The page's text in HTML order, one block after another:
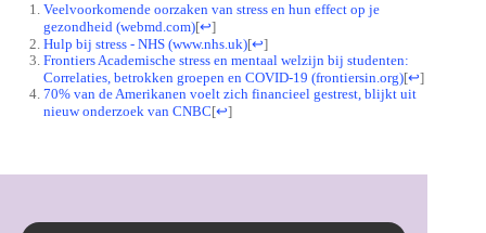
Veelvoorkomende oorzaken van stress en hun effect op je
gezondheid (webmd.com)[↩]
Hulp bij stress - NHS (www.nhs.uk)[↩]
Frontiers Academische stress en mentaal welzijn bij studenten:
Correlaties, betrokken groepen en COVID-19 (frontiersin.org)[↩]
70% van de Amerikanen voelt zich financieel gestrest, blijkt uit
nieuw onderzoek van CNBC [↩]